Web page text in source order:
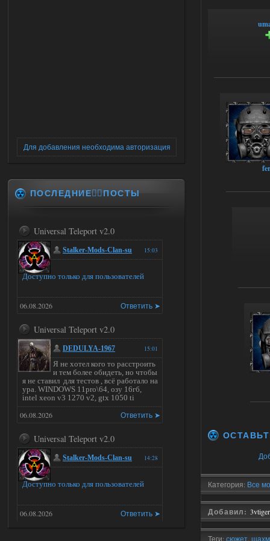
Категория: Все
Добавил: 3vtiger
Теги: сюжет
Для добавления необходима авторизация
ПОСЛЕДНИЕ✍🏻ПОСТЫ
Universal Teleport v2.0
15:03
Stalker-Mods-Clan-su
Доступно только для пользователей
Ответить ➤
06.08.2026
Universal Teleport v2.0
15:01
DEDULYA-1967
Я не хотел кого то расстроить
и тем более обидеть, но чтобы
я не ставил для тестов , всё работало на
ура. WINDOWS 11pro\64, озу 16гб,
intel xeon v3 1270 v2, gtx 1050 ti
Ответить ➤
06.08.2026
Universal Teleport v2.0
14:28
Stalker-Mods-Clan-su
Доступно только для пользователей
Ответить ➤
06.08.2026